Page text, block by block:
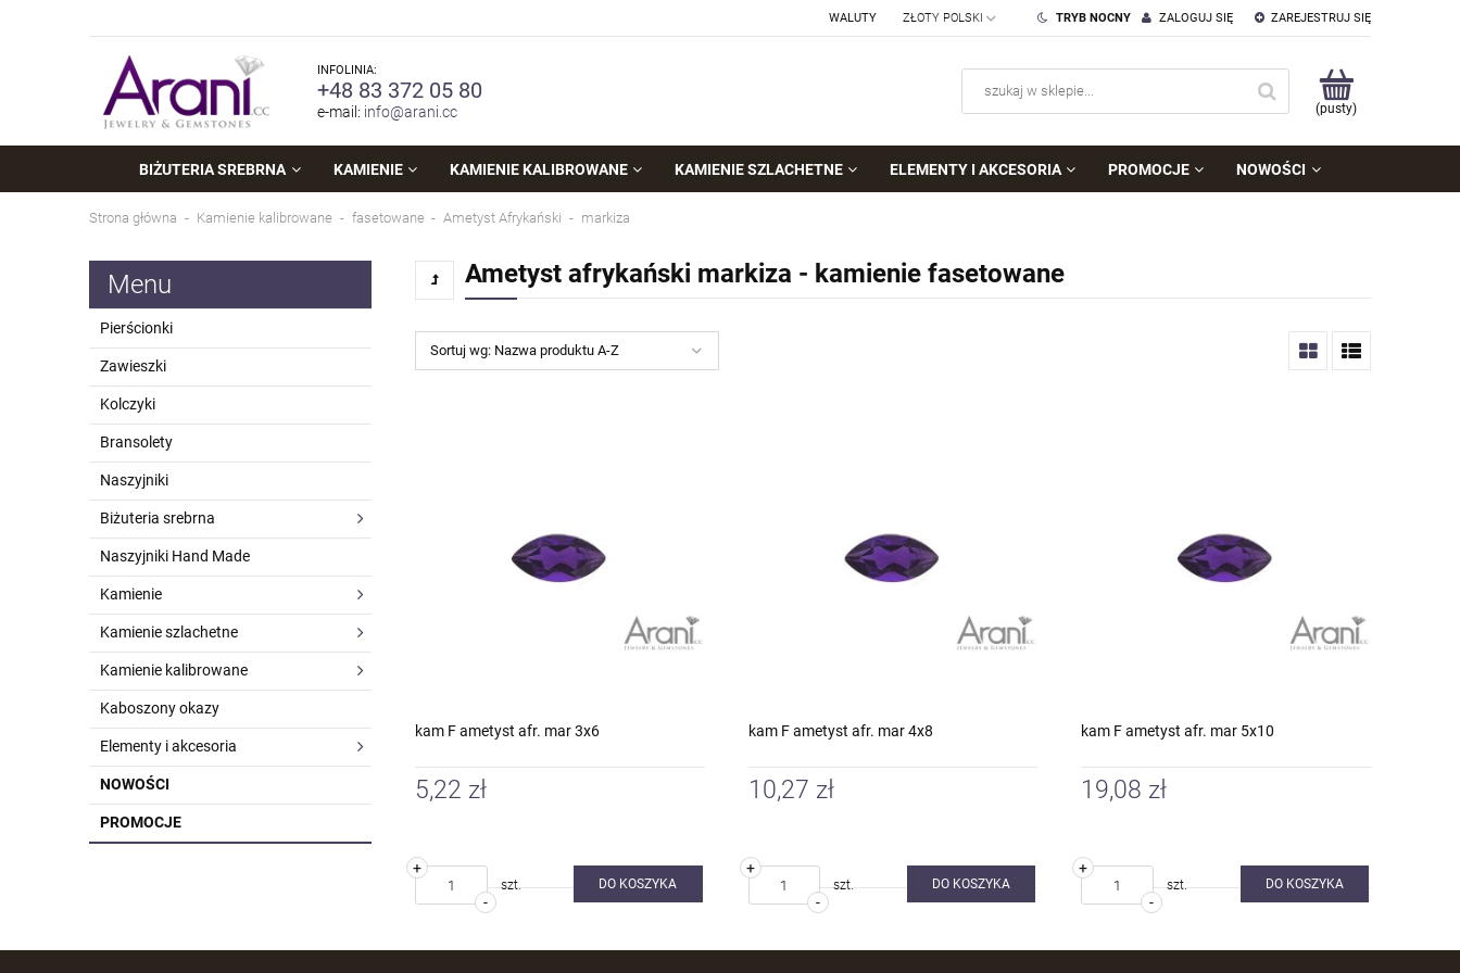
ZAREJESTRUJ SIĘ
ZALOGUJ SIĘ
TRYB NOCNY
WALUTY
INFOLINIA:
+48 83 372 05 80
e-mail: info@arani.cc (pusty)
BIŻUTERIA SREBRNA KAMIENIE KAMIENIE KALIBROWANE KAMIENIE SZLACHETNE ELEMENTY I AKCESORIA PROMOCJE NOWOŚCI
Strona główna Kamienie kalibrowane fasetowane Ametyst Afrykański markiza
Menu
Pierścionki
Zawieszki
Kolczyki
Bransolety
Naszyjniki
Biżuteria srebrna
Naszyjniki Hand Made
Kamienie
Kamienie szlachetne
Kamienie kalibrowane
Kaboszony okazy
Elementy i akcesoria
NOWOŚCI
PROMOCJE
Ametyst afrykański markiza - kamienie fasetowane
Sortuj wg: Nazwa produktu A-Z
kam F ametyst afr. mar 3x6
5,22 zł
-
+
szt. DO KOSZYKA
kam F ametyst afr. mar 4x8
10,27 zł
-
+
szt. DO KOSZYKA
kam F ametyst afr. mar 5x10
19,08 zł
-
+
szt. DO KOSZYKA